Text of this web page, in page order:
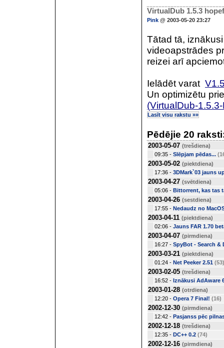
VirtualDub 1.5.3
Pink @ 2003-05-20 23:27
Tātad tā,
videoapstrādes
reizei arī
Ielādēt varat
Un optimizētu
(VirtualDub-
Lasīt visu rakstu »»
Pēdējie 20
2003-05-07 (trešdiena)
09:35 - Slēpjam pēdas...
2003-05-02 (piektdiena)
17:36 - 3DMark`03 jauns
2003-04-27 (svētdiena)
05:06 - Bittorrent, kas tas
2003-04-26 (sestdiena)
17:55 - Nedaudz no
2003-04-11 (piektdiena)
02:06 - Jauns FAR 1.70
2003-04-07 (pirmdiena)
16:27 - SpyBot - Search &
2003-03-21 (piektdiena)
01:24 - Net Peeker 2.51 (53)
2003-02-05 (trešdiena)
16:52 - Iznākusi AdAware
2003-01-28 (otrdiena)
12:20 - Opera 7 Final! (16)
2002-12-30 (pirmdiena)
12:42 - Pasjanss pēc
2002-12-18 (trešdiena)
12:35 - DC++ 0.2 (74)
2002-12-16 (pirmdiena)